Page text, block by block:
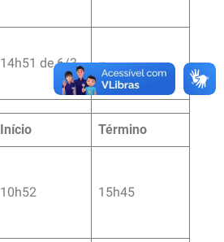
14h51 de 6/3 –
Início Término
10h52 15h45